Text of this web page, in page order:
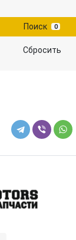
Поиск 0
Сбросить